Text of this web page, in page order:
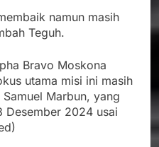
namun masih
Teguh.
Bravo Moskona
utama misi ini masih
Marbun, yang
Desember 2024 usai